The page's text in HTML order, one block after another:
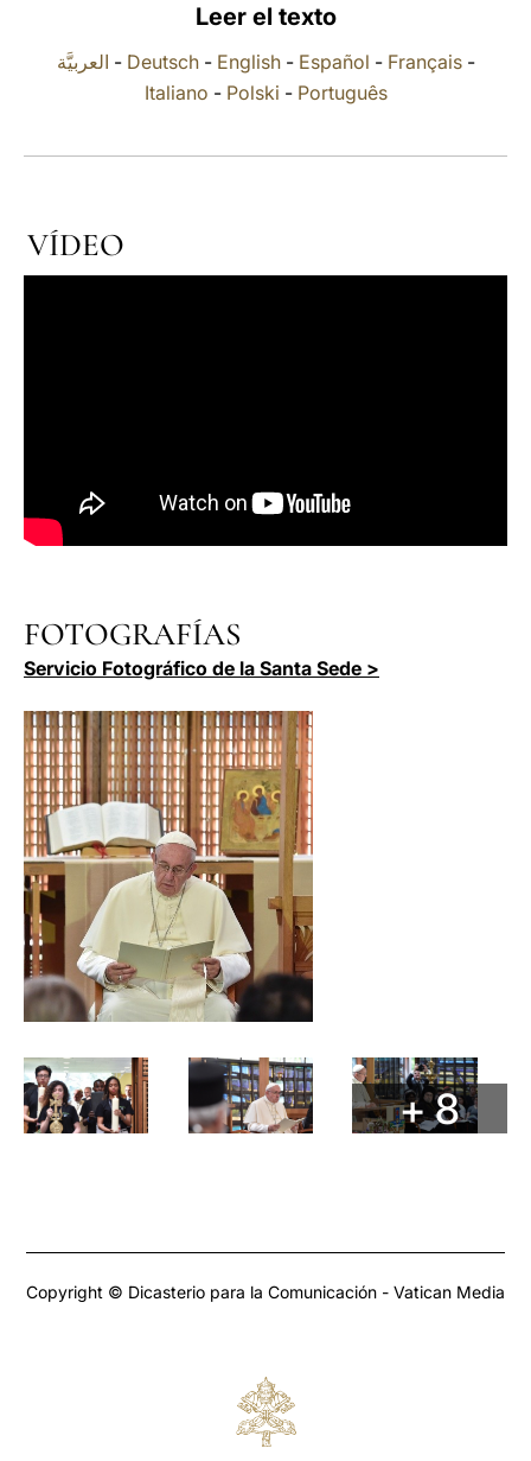
Leer el texto
العربيَّة - Deutsch- English- Español - Français-
Italiano - Polski - Português
VÍDEO
FOTOGRAFÍAS
Servicio Fotográfico de la Santa Sede >
+ 8
Copyright © Dicasterio para la Comunicación - Vatican Media